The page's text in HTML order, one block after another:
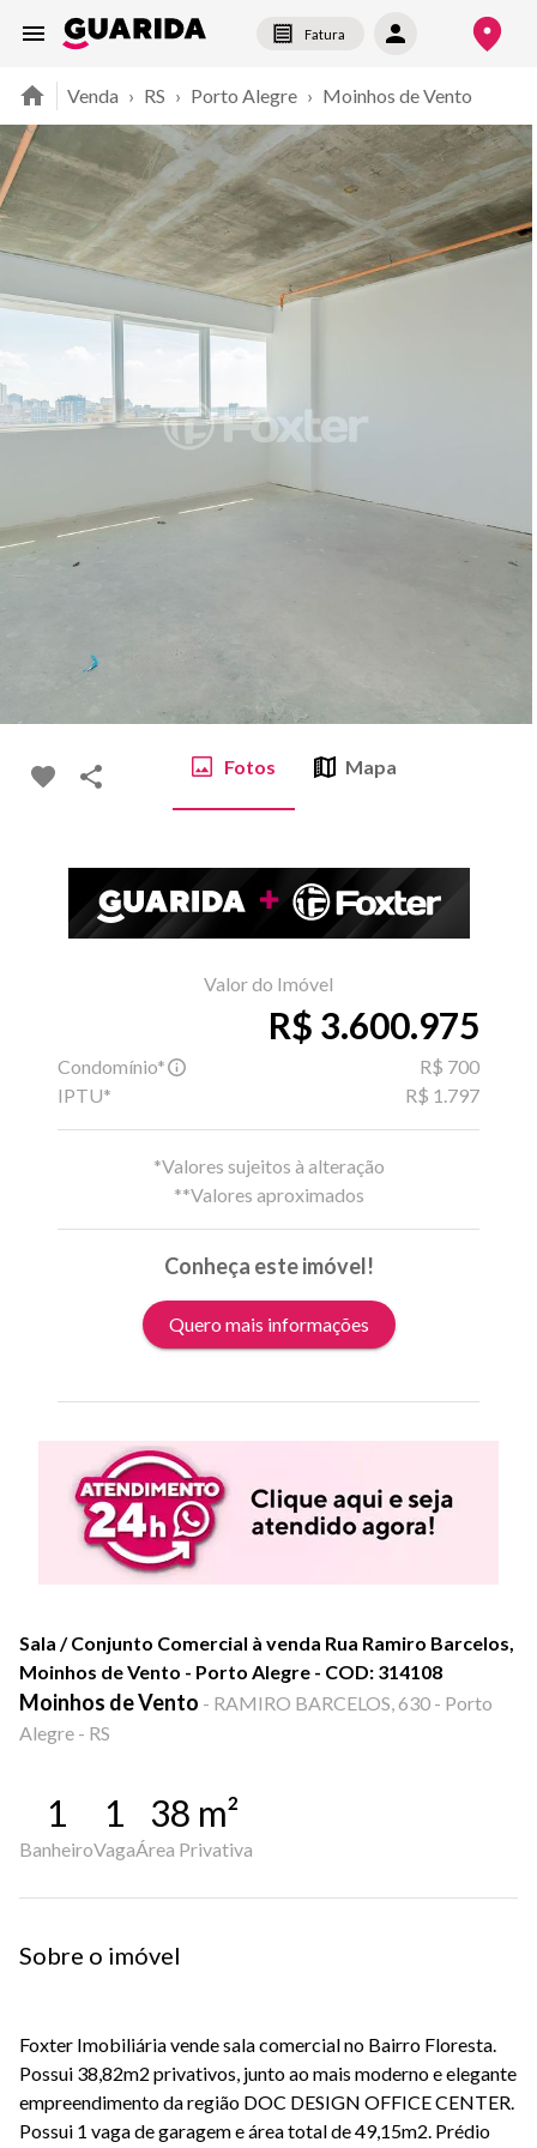
Fatura
Venda › RS › Porto Alegre › Moinhos de Vento
Fotos Mapa
Valor do Imóvel
R$ 3.600.975
Condomínio*
R$ 700
IPTU*
R$ 1.797
*Valores sujeitos à alteração
**Valores aproximados
Conheça este imóvel!
Quero mais informações
Sala / Conjunto Comercial à venda Rua Ramiro Barcelos,
Moinhos de Vento - Porto Alegre - COD: 314108
Moinhos de Vento - RAMIRO BARCELOS, 630 - Porto
Alegre - RS
1
Banheiro
1
Vaga
38 m²
Área Privativa
Sobre o imóvel
Foxter Imobiliária vende sala comercial no Bairro Floresta.
Possui 38,82m2 privativos, junto ao mais moderno e elegante
empreendimento da região DOC DESIGN OFFICE CENTER.
Possui 1 vaga de garagem e área total de 49,15m2. Prédio